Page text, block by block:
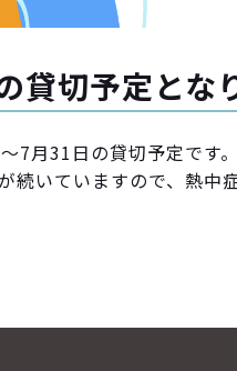
貸切予定とな
7月31日の貸切予定です
続いていますので、熱中